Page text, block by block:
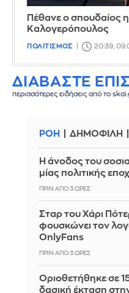
Πέθανε ο σπουδαίος
Καλογερόπουλος
ΠΟΛΙΤΙΣΜΟΣ 20:39,
ΔΙΑΒΑΣΤΕ
περισσότερες ειδήσεις από το
ΡΟΗ ΔΗΜΟΦΙΛΗ
Η άνοδος του
μίας πολιτικής
ΠΡΙΝ ΑΠΌ 3 ΏΡΕΣ
Σταρ του Χάρι
φουσκώνει τον
OnlyFans
ΠΡΙΝ ΑΠΌ 3 ΏΡΕΣ
Οριοθετήθηκε σε
δασική έκταση